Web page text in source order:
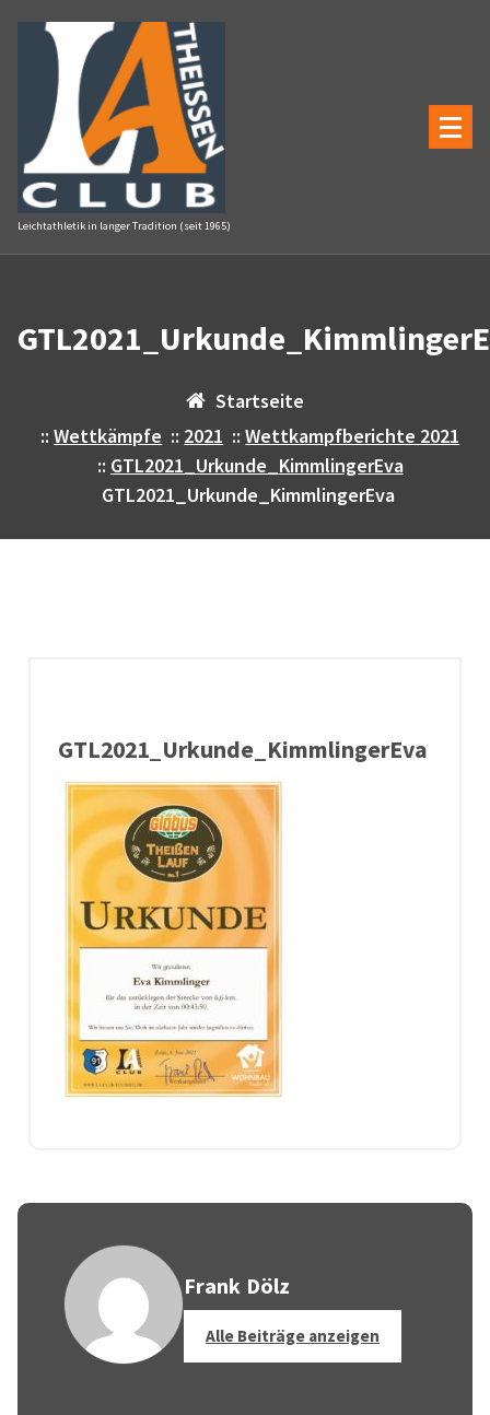
Inhalt
springen
Leichtathletik in langer Tradition (seit 1965)
Startseite
::Wettkämpfe :: 2021 ::Wettkampfberichte 2021
:: GTL2021_Urkunde_KimmlingerEva
GTL2021_Urkunde_KimmlingerEva
GTL2021_Urkunde_KimmlingerEva
Frank Dölz
Alle Beiträge anzeigen